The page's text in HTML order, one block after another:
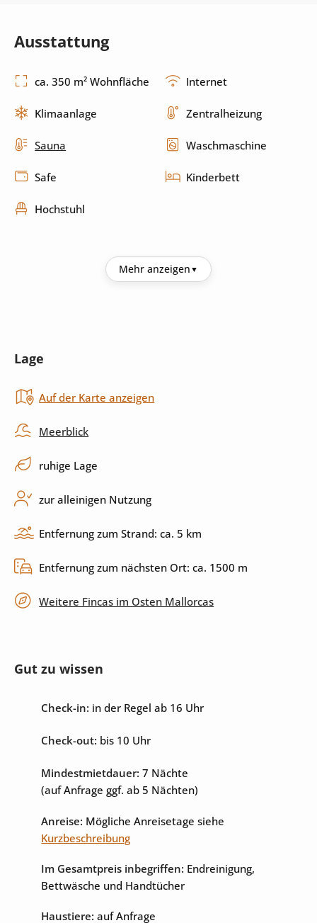
Ausstattung
ca. 350 m² Wohnfläche Internet
Klimaanlage Zentralheizung
Sauna Waschmaschine
Safe Kinderbett
Hochstuhl
Backofen
Küchenutensilien
Außenbereich
Mehr anzeigen
Lage
Auf der Karte anzeigen
Meerblick
ruhige Lage
zur alleinigen Nutzung
Entfernung zum Strand: ca. 5 km
Entfernung zum nächsten Ort: ca. 1500 m
Weitere Fincas im Osten Mallorcas
Gut zu wissen
Check-in: in der Regel ab 16 Uhr
Check-out: bis 10 Uhr
Mindestmietdauer: 7 Nächte
(auf Anfrage ggf. ab 5 Nächten)
Anreise: Mögliche Anreisetage siehe
Kurzbeschreibung
Im Gesamtpreis inbegriffen: Endreinigung,
Bettwäsche und Handtücher
Haustiere: auf Anfrage